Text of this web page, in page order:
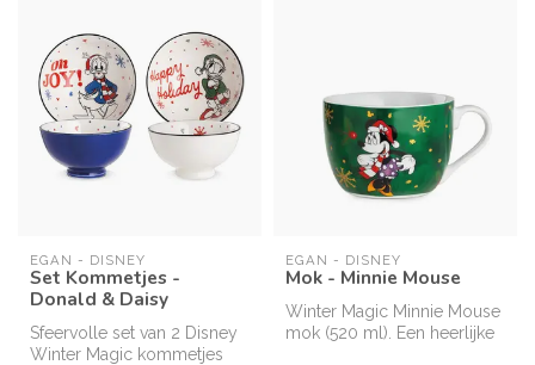
EGAN - DISNEY
Set Kommetjes -
Donald & Daisy
Sfeervolle set van 2 Disney
Winter Magic kommetjes
EGAN - DISNEY
Mok - Minnie Mouse
Winter Magic Minnie Mouse
mok (520 ml). Een heerlijke